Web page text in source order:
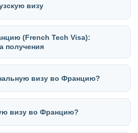
визу
(French Tech Visa):
получения
визу во Францию?
визу во Францию?